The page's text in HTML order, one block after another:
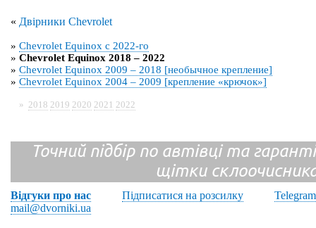
« Двірники Chevrolet
» Chevrolet Equinox с 2022-го
» Chevrolet Equinox 2018 – 2022
» Chevrolet Equinox 2009 – 2018 [необычное крепление]
» Chevrolet Equinox 2004 – 2009 [крепление «крючок»]
» 2018 2019 2020 2021 2022
Точний підбір по автівці та
щітки
Відгуки про нас Підписатися на розсилку
Telegram
mail@dvorniki.ua